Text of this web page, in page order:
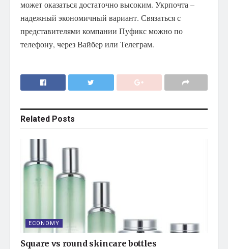
может оказаться достаточно высоким. Укрпочта –
надежный экономичный вариант. Связаться с
представителями компании Пуфикс можно по
телефону, через Вайбер или Телеграм.
Related Posts
ECONOMY
Square vs round skincare bottles